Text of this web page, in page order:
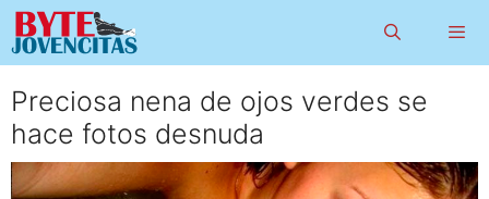
Saltar
al
contenido
Preciosa nena de ojos verdes se
hace fotos desnuda